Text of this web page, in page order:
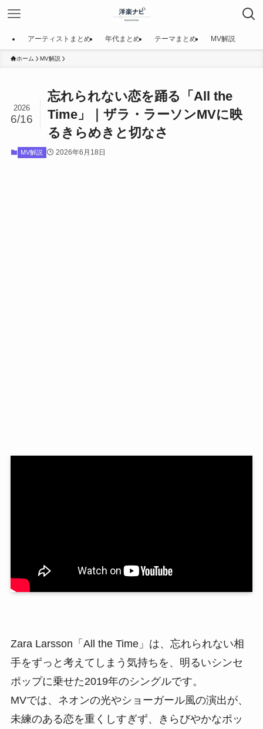
アーティストまとめ 年代まとめ テーマまとめ MV解説
ホーム MV解説
忘れられない恋を踊る「All the
Time」｜ザラ・ラーソンMVに映
るきらめきと切なさ
2026
6/16
MV解説 2026年6月18日
Zara Larsson「All the Time」は、忘れられない相
手をずっと考えてしまう気持ちを、明るいシンセ
ポップに乗せた2019年のシングルです。
MVでは、ネオンの光やショーガール風の演出が、
未練のある恋を重くしすぎず、きらびやかなポッ